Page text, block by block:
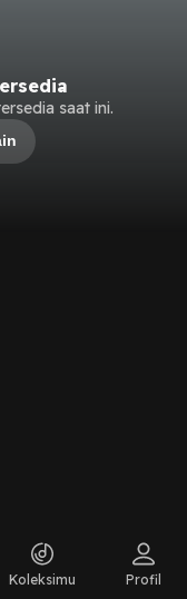
saat ini.
Koleksimu Profil